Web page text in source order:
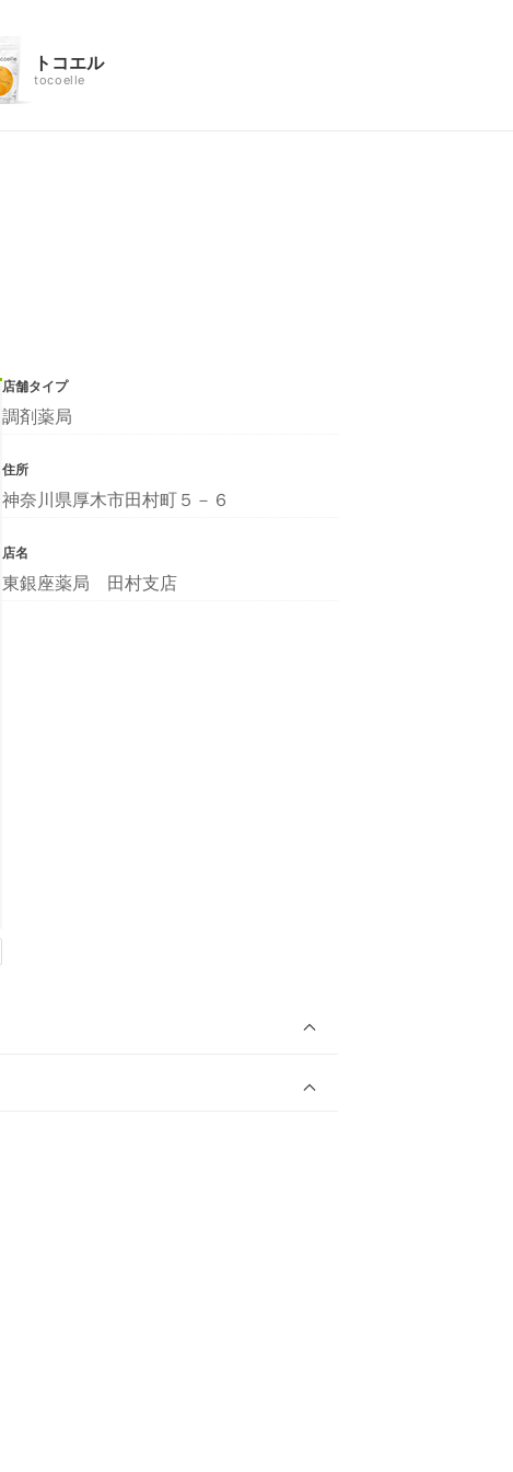
トコエル
tocoelle
店舗タイプ
調剤薬局
住所
神奈川県厚木市田村町５－６
店名
東銀座薬局 田村支店